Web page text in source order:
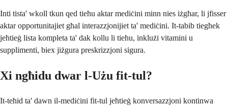
Inti tista' wkoll tkun qed tieħu aktar mediċini minn nies iżgħar, li jfisser
aktar opportunitajiet għal interazzjonijiet ta' mediċini. It-tabib tiegħek
jeħtieġ lista kompleta ta' dak kollu li tieħu, inklużi vitamini u
supplimenti, biex jiżgura preskrizzjoni sigura.
Xi ngħidu dwar l-Użu fit-tul?
It-teħid ta' dawn il-mediċini fit-tul jeħtieġ konversazzjoni kontinwa